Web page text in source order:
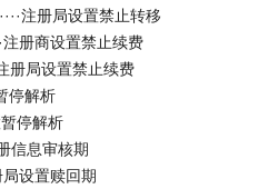
注册局设置禁止转移
注册商设置禁止续费
册局设置禁止续费
停解析
暂停解析
信息审核期
局设置赎回期